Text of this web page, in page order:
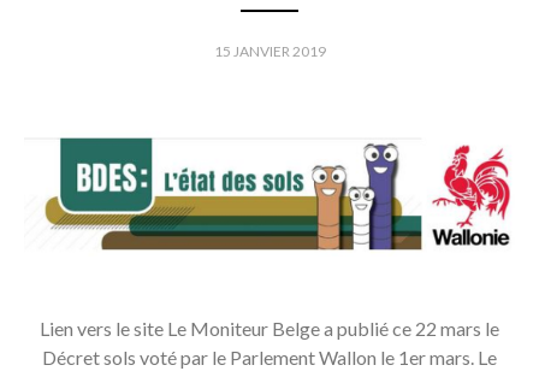
15 JANVIER 2019
Lien vers le site Le Moniteur Belge a publié ce 22 mars le
Décret sols voté par le Parlement Wallon le 1er mars. Le